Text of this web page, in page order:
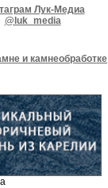
Лук-Медиа
@luk_media
и камнеобработке